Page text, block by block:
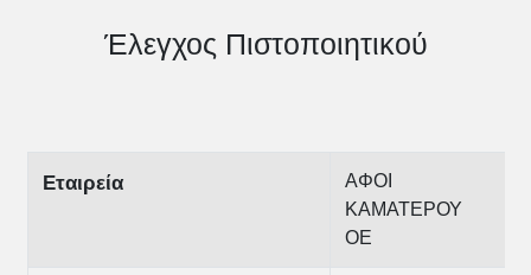
Έλεγχος Πιστοποιητικού
Εταιρεία
ΑΦΟΙ
ΚΑΜΑΤΕΡΟΥ
ΟΕ